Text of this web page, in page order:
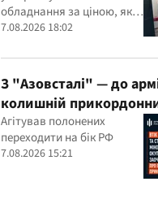
обладнання за ціною, яка,
як встановили експерти,
ринкову
7.08.2026 18:02
З "Азовсталі" — до
колишній
командиром
розрахунку окупантів
Агітував полонених
переходити на бік РФ
7.08.2026 15:21